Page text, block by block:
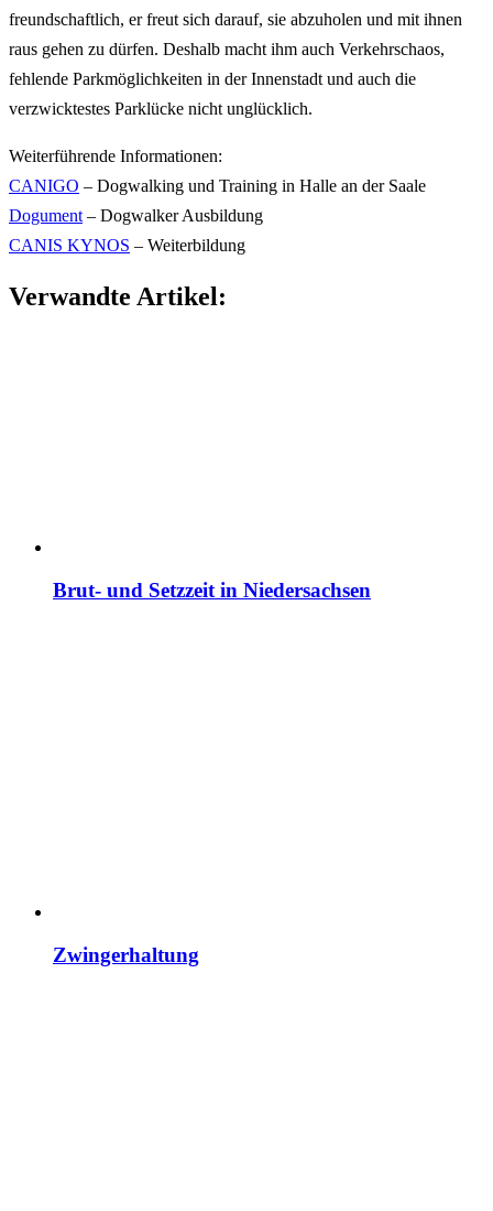
freundschaftlich, er freut sich darauf, sie abzuholen und mit ihnen
raus gehen zu dürfen. Deshalb macht ihm auch Verkehrschaos,
fehlende Parkmöglichkeiten in der Innenstadt und auch die
verzwicktestes Parklücke nicht unglücklich.
Weiterführende Informationen:
CANIGO – Dogwalking und Training in Halle an der Saale
Dogument – Dogwalker Ausbildung
CANIS KYNOS – Weiterbildung
Verwandte Artikel:
Brut- und Setzzeit in Niedersachsen
Zwingerhaltung